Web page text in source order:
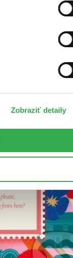
Zobraziť detaily